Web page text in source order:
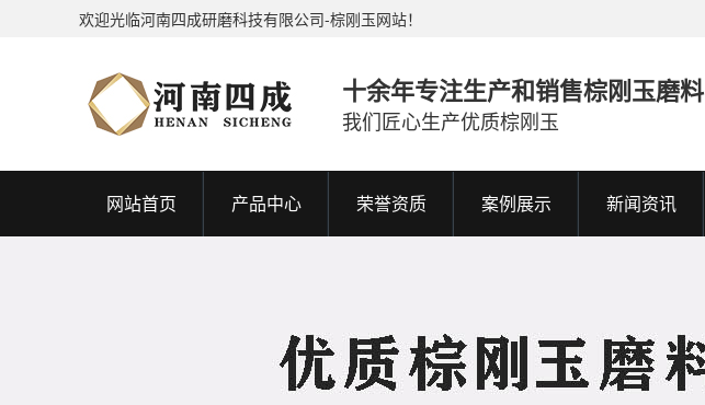
欢迎光临河南四成研磨科技有限公司-棕刚玉网站！
十余年专注生产和销售棕刚玉磨料
我们匠心生产优质棕刚玉
网站首页 产品中心 荣誉资质 案例展示 新闻资讯